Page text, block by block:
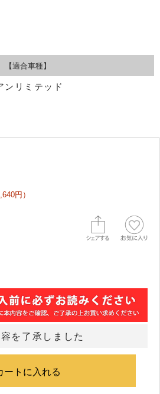
【適合車種】
リミテッド
円）
を了承しました